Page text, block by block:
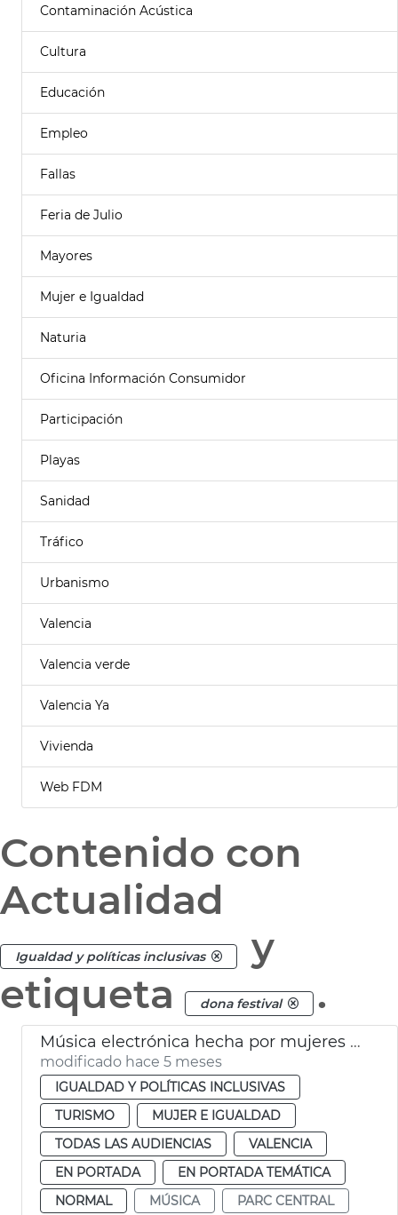
Contaminación Acústica
Cultura
Educación
Empleo
Fallas
Feria de Julio
Mayores
Mujer e Igualdad
Naturia
Oficina Información Consumidor
Participación
Playas
Sanidad
Tráfico
Urbanismo
Valencia
Valencia verde
Valencia Ya
Vivienda
Web FDM
Contenido con
Actualidad
Igualdad y políticas inclusivas
y
etiqueta
dona festival .
Música electrónica hecha por mujeres València 8M
modificado hace 5 meses
IGUALDAD Y POLÍTICAS INCLUSIVAS
TURISMO
MUJER E IGUALDAD
TODAS LAS AUDIENCIAS
VALENCIA
EN PORTADA
EN PORTADA TEMÁTICA
NORMAL
MÚSICA
PARC CENTRAL